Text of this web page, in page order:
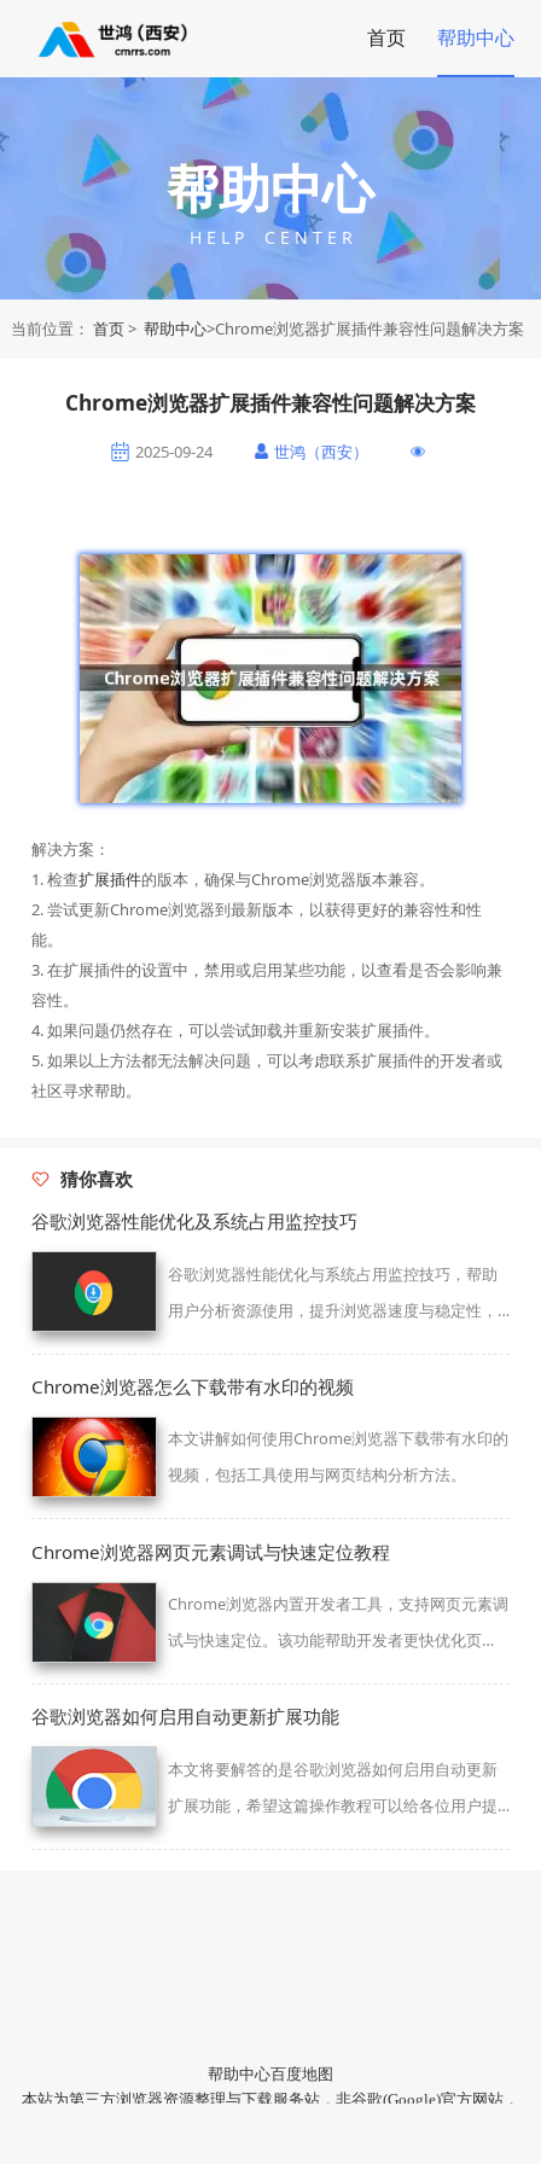
首页 帮助中心
帮助中心
H E L P C E N T E R
当前位置： 首页> 帮助中心>Chrome浏览器扩展插件兼容性问题解决方案
Chrome浏览器扩展插件兼容性问题解决方案
2025-09-24 世鸿（西安）
解决方案：
1. 检查扩展插件的版本，确保与Chrome浏览器版本兼容。
2. 尝试更新Chrome浏览器到最新版本，以获得更好的兼容性和性
能。
3. 在扩展插件的设置中，禁用或启用某些功能，以查看是否会影响兼
容性。
4. 如果问题仍然存在，可以尝试卸载并重新安装扩展插件。
5. 如果以上方法都无法解决问题，可以考虑联系扩展插件的开发者或
社区寻求帮助。
猜你喜欢
谷歌浏览器性能优化及系统占用监控技巧
谷歌浏览器性能优化与系统占用监控技巧，帮助
用户分析资源使用，提升浏览器速度与稳定性，
Chrome浏览器怎么下载带有水印的视频
本文讲解如何使用Chrome浏览器下载带有水印的
视频，包括工具使用与网页结构分析方法。
Chrome浏览器网页元素调试与快速定位教程
Chrome浏览器内置开发者工具，支持网页元素调
试与快速定位。该功能帮助开发者更快优化页
谷歌浏览器如何启用自动更新扩展功能
本文将要解答的是谷歌浏览器如何启用自动更新
扩展功能，希望这篇操作教程可以给各位用户提
帮助中心百度地图
本站为第三方浏览器资源整理与下载服务站，非谷歌(Google)官方网站，